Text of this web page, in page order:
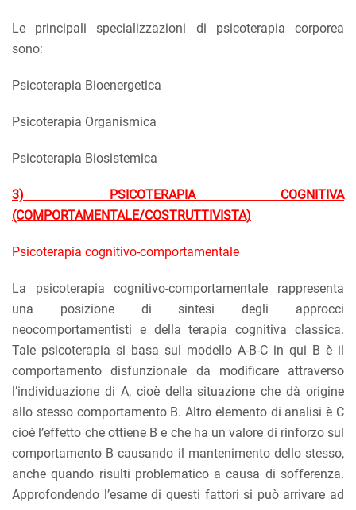
Le principali specializzazioni di psicoterapia corporea
sono:
Psicoterapia Bioenergetica
Psicoterapia Organismica
Psicoterapia Biosistemica
3) PSICOTERAPIA COGNITIVA
(COMPORTAMENTALE/COSTRUTTIVISTA)
Psicoterapia cognitivo-comportamentale
La psicoterapia cognitivo-comportamentale rappresenta
una posizione di sintesi degli approcci
neocomportamentisti e della terapia cognitiva classica.
Tale psicoterapia si basa sul modello A-B-C in qui B è il
comportamento disfunzionale da modificare attraverso
l’individuazione di A, cioè della situazione che dà origine
allo stesso comportamento B. Altro elemento di analisi è C
cioè l’effetto che ottiene B e che ha un valore di rinforzo sul
comportamento B causando il mantenimento dello stesso,
anche quando risulti problematico a causa di sofferenza.
Approfondendo l’esame di questi fattori si può arrivare ad